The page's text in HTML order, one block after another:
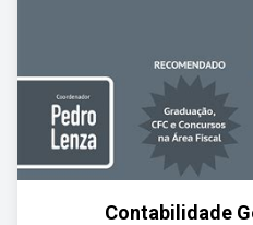
Contabilidade